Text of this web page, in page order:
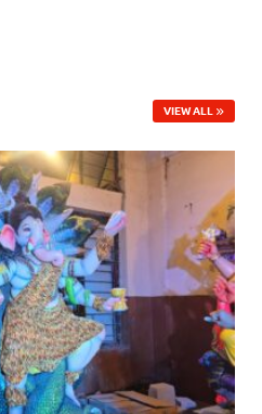
VIEW ALL